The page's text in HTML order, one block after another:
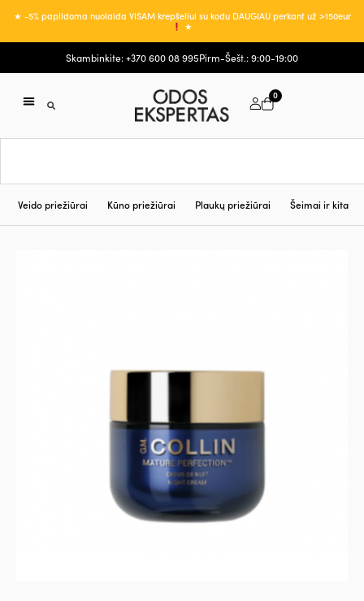
★ -5% papildoma nuolaida VISAM krepšeliui su kodu DAUGIAU perkant už >150eur
★
Skambinkite: +370 600 08 995Pirm-Šešt.: 9:00-19:00
0
Veido priežiūrai Kūno priežiūrai Plaukų priežiūrai Šeimai ir kita